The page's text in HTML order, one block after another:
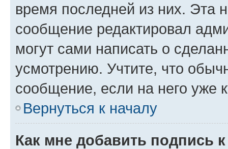
время последней из них. Эта
сообщение редактировал
могут сами написать о
усмотрению. Учтите, что
сообщение, если на него уже
Вернуться к началу
Как мне добавить подпись